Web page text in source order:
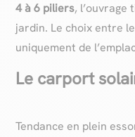
4 à 6 piliers, l’ouvrage
jardin. Le choix entre
uniquement de
Le carport
Tendance en plein